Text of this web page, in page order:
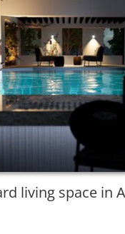
living space in